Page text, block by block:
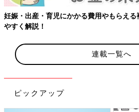
妊娠・出産・育児にかかる費用やもらえる
やすく解説！
連載一覧へ
ピックアップ